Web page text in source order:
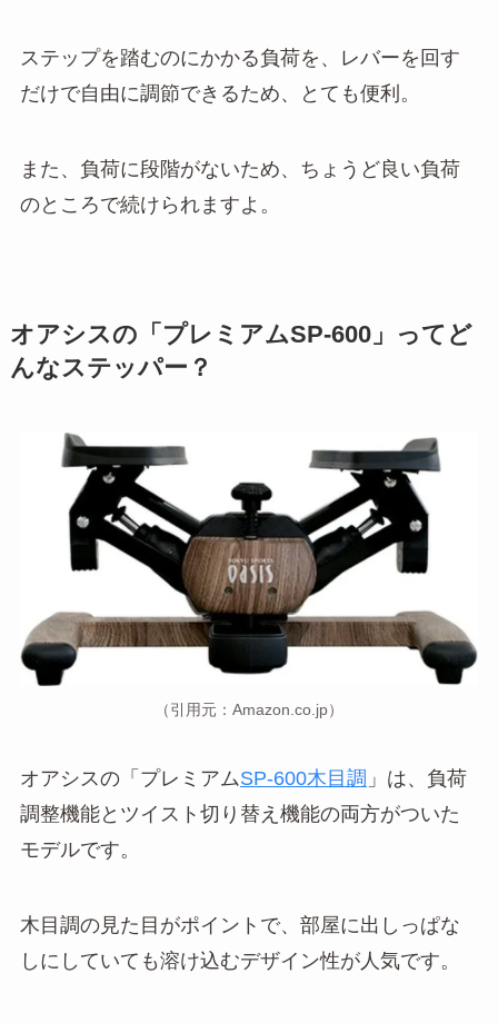
ステップを踏むのにかかる負荷を、レバーを回す
だけで自由に調節できるため、とても便利。
また、負荷に段階がないため、ちょうど良い負荷
のところで続けられますよ。
オアシスの「プレミアムSP-600」ってど
んなステッパー？
（引用元：Amazon.co.jp）
オアシスの「プレミアムSP-600木目調 」は、負荷
調整機能とツイスト切り替え機能の両方がついた
モデルです。
木目調の見た目がポイントで、部屋に出しっぱな
しにしていても溶け込むデザイン性が人気です。